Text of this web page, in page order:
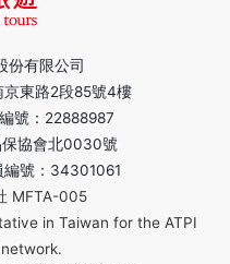
份有限公司
東路2段85號4樓
號：22888987
協會北0030號
編號：34301061
MFTA-005
in Taiwan for the ATPI